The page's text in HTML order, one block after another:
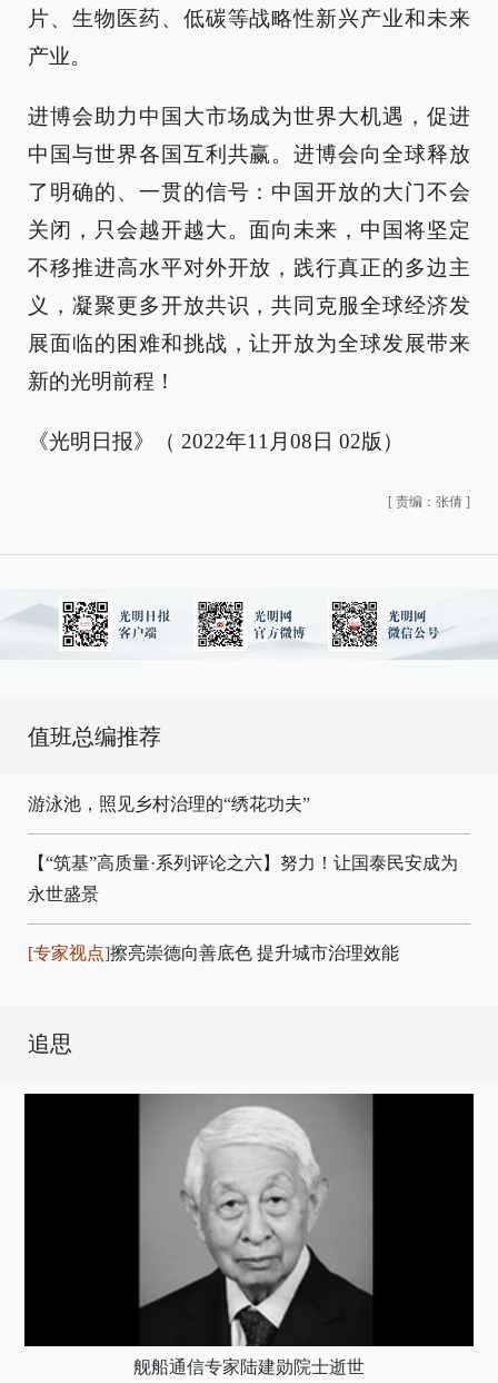
片、生物医药、低碳等战略性新兴产业和未来
产业。
进博会助力中国大市场成为世界大机遇，促进
中国与世界各国互利共赢。进博会向全球释放
了明确的、一贯的信号：中国开放的大门不会
关闭，只会越开越大。面向未来，中国将坚定
不移推进高水平对外开放，践行真正的多边主
义，凝聚更多开放共识，共同克服全球经济发
展面临的困难和挑战，让开放为全球发展带来
新的光明前程！
《光明日报》（ 2022年11月08日 02版）
[ 责编：张倩 ]
值班总编推荐
游泳池，照见乡村治理的“绣花功夫”
【“筑基”高质量·系列评论之六】努力！让国泰民安成为
永世盛景
[专家视点]擦亮崇德向善底色 提升城市治理效能
追思
舰船通信专家陆建勋院士逝世